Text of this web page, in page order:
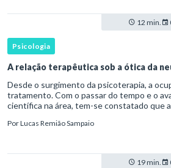
12 min.
Psicologia
A relação terapêutica sob a ótica da
Desde o surgimento da psicoterapia, a ocupa espaço central no
tratamento. Com o passar do tempo e o
científica na área, tem-se constatado que
PorLucas Remião Sampaio
19 min.